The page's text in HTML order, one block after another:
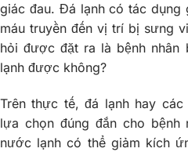
giác đau. Đá lạnh có tác dụng
máu truyền đến vị trí bị sưng
hỏi được đặt ra là bệnh
lạnh được không?
Trên thực tế, đá lạnh hay
lựa chọn đúng đắn cho
nước lạnh có thể giảm kích